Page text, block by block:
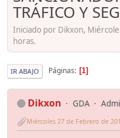
TRÁFICO Y
Iniciado por Dikxon,
horas.
IR ABAJO Páginas 1
Dikxon GDA
Miércoles 27 de Febrero de